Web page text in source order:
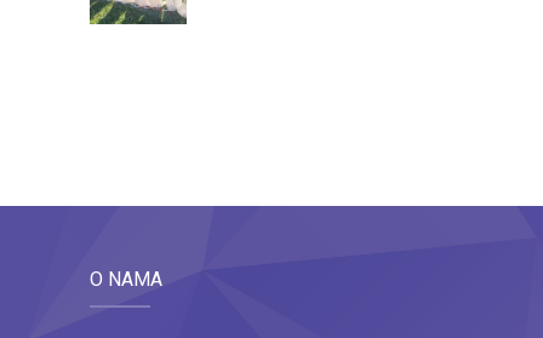
Projekti
O NAMA